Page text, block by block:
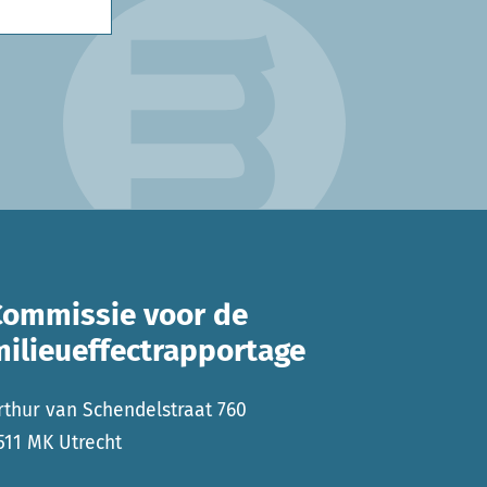
voor de
van Schendelstraat 760
MK Utrecht